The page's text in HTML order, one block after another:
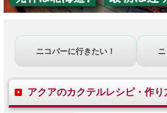
ニコバーに行きたい！
アクアのカクテルレシピ・作り